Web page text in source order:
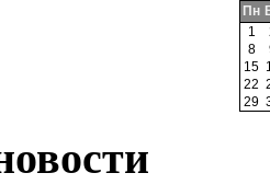
Пн
1
8
15
22
29